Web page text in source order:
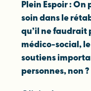
Plein Espoir :
soin dans le
qu’il ne faudrait
médico-social,
soutiens
personnes, non ?